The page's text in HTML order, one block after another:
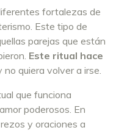
fortalezas de
Este tipo de
parejas que están
Este ritual hace
no quiera volver a irse.
que funciona
poderosos. En
y oraciones a